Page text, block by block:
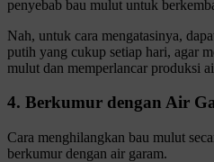
penyebab bau mulut untuk
Nah, untuk cara mengatasinya,
putih yang cukup setiap hari, agar
mulut dan memperlancar produksi
4. Berkumur dengan Air
Cara menghilangkan bau mulut
berkumur dengan air garam.